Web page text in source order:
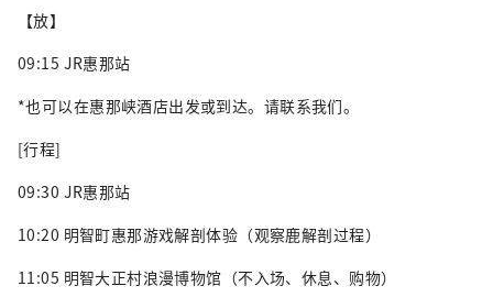
【放】
09:15 JR惠那站
*也可以在惠那峡酒店出发或到达。请联系我们。
[行程]
09:30 JR惠那站
10:20 明智町惠那游戏解剖体验（观察鹿解剖过程）
11:05 明智大正村浪漫博物馆（不入场、休息、购物）